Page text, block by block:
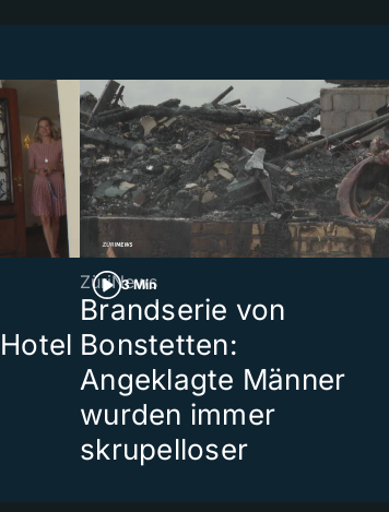
3 Min
ZüriNews
Brandserie von
Bonstetten:
Angeklagte Männer
wurden immer
skrupelloser